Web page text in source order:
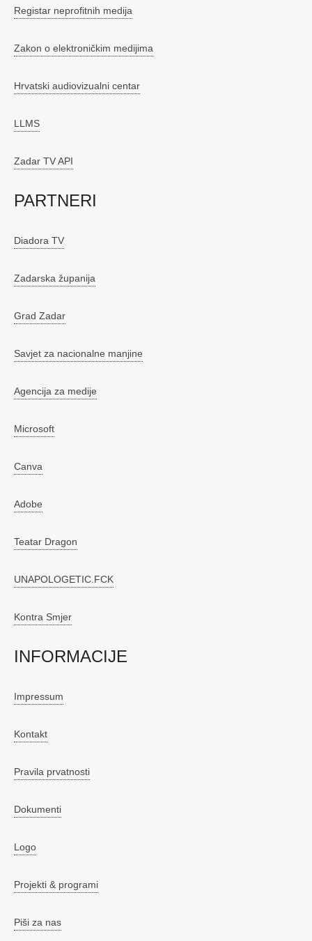
Registar neprofitnih medija
Zakon o elektroničkim medijima
Hrvatski audiovizualni centar
LLMS
Zadar TV API
PARTNERI
Diadora TV
Zadarska županija
Grad Zadar
Savjet za nacionalne manjine
Agencija za medije
Microsoft
Canva
Adobe
Teatar Dragon
UNAPOLOGETIC.FCK
Kontra Smjer
INFORMACIJE
Impressum
Kontakt
Pravila prvatnosti
Dokumenti
Logo
Projekti & programi
Piši za nas